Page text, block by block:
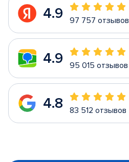
4.9 97 757 отзывов
4.9 95 015 отзывов
4.8 83 512 отзывов